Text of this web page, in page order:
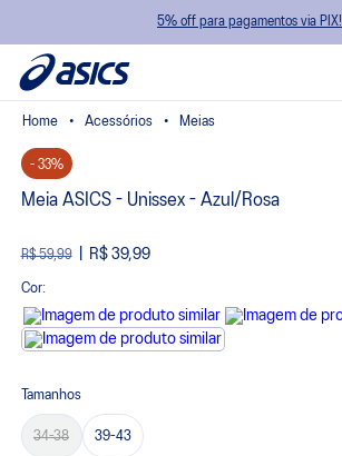
5% off para pagamentos via PIX!
Acessórios Meias
- 33%
Meia ASICS - Unissex - Azul/Rosa
R$ 59,99 R$ 39,99
Cor:
Tamanhos
34-38 39-43